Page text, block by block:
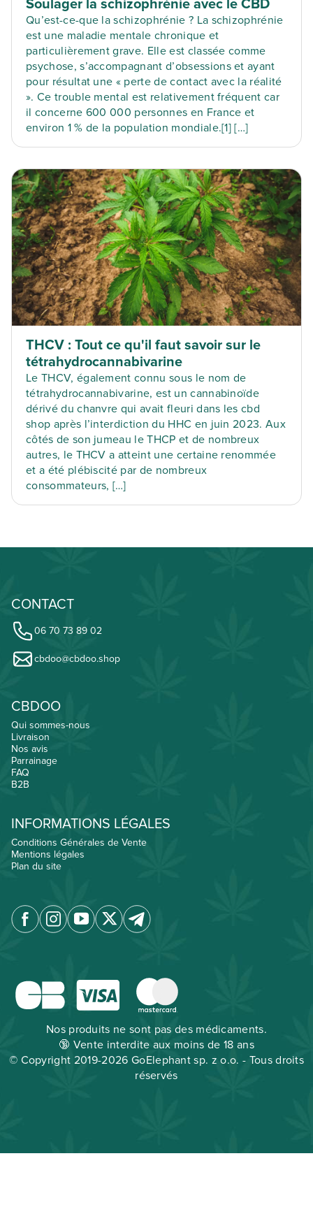
Soulager la schizophrénie avec le CBD
Qu’est-ce-que la schizophrénie ? La schizophrénie
est une maladie mentale chronique et
particulièrement grave. Elle est classée comme
psychose, s’accompagnant d’obsessions et ayant
pour résultat une « perte de contact avec la réalité
». Ce trouble mental est relativement fréquent car
il concerne 600 000 personnes en France et
environ 1 % de la population mondiale.[1] […]
THCV : Tout ce qu'il faut savoir sur le
tétrahydrocannabivarine
Le THCV, également connu sous le nom de
tétrahydrocannabivarine, est un cannabinoïde
dérivé du chanvre qui avait fleuri dans les cbd
shop après l’interdiction du HHC en juin 2023. Aux
côtés de son jumeau le THCP et de nombreux
autres, le THCV a atteint une certaine renommée
et a été plébiscité par de nombreux
consommateurs, […]
CONTACT
06 70 73 89 02
cbdoo@cbdoo.shop
CBDOO
Qui sommes-nous
Livraison
Nos avis
Parrainage
FAQ
B2B
INFORMATIONS LÉGALES
Conditions Générales de Vente
Mentions légales
Plan du site
Nos produits ne sont pas des médicaments.
🔞 Vente interdite aux moins de 18 ans
© Copyright 2019-2026 GoElephant sp. z o.o. - Tous droits
réservés